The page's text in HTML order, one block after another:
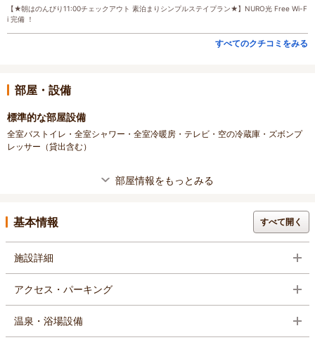
【★朝はのんびり11:00チェックアウト 素泊まりシンプルステイプラン★】NURO光 Free Wi-F
i 完備 ！
すべてのクチコミをみる
部屋・設備
標準的な部屋設備
全室バストイレ・全室シャワー・全室冷暖房・テレビ・空の冷蔵庫・ズボンプ
レッサー（貸出含む）
部屋情報をもっとみる
基本情報 すべて開く
施設詳細
アクセス・パーキング
温泉・浴場設備